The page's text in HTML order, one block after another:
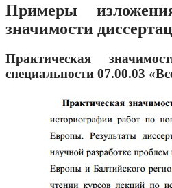
Примеры
значимости
Практическая
специальности 07.00.03